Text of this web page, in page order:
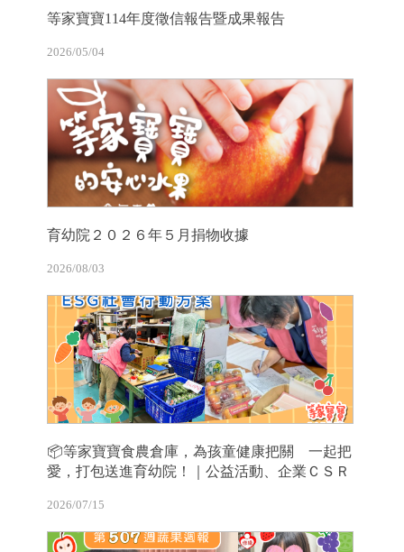
等家寶寶114年度徵信報告暨成果報告
2026/05/04
育幼院２０２６年５月捐物收據
2026/08/03
📦等家寶寶食農倉庫，為孩童健康把關 一起把
愛，打包送進育幼院！｜公益活動、企業ＣＳＲ
2026/07/15